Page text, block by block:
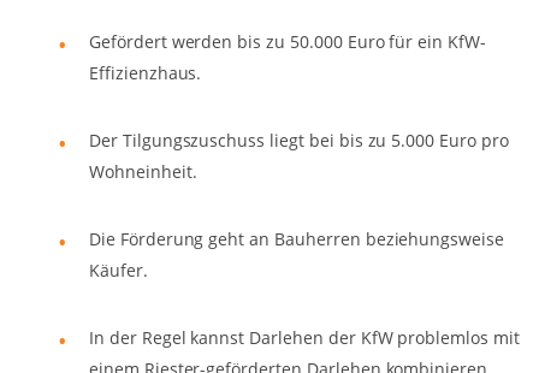
Gefördert werden bis zu 50.000 Euro für ein KfW-
Effizienzhaus.
Der Tilgungszuschuss liegt bei bis zu 5.000 Euro pro
Wohneinheit.
Die Förderung geht an Bauherren beziehungsweise
Käufer.
In der Regel kannst Darlehen der KfW problemlos mit